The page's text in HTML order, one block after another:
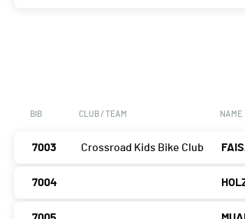
BIB CLUB / TEAM NAME
7003 Crossroad Kids Bike Club
7004